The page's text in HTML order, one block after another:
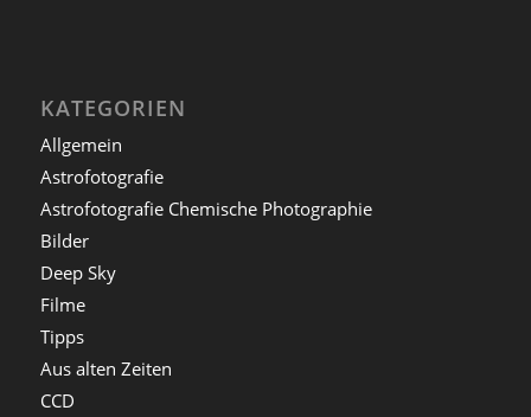
KATEGORIEN
Allgemein
Astrofotografie
Astrofotografie Chemische Photographie
Bilder
Deep Sky
Filme
Tipps
Aus alten Zeiten
CCD